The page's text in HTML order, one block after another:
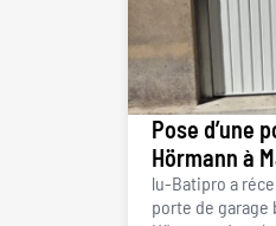
Pose d’une
Hörmann à
lu-Batipro a
porte de garage